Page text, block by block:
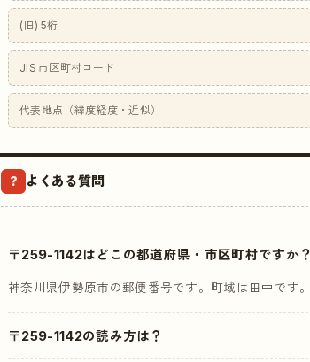
(旧) 5桁
JIS 市区町村コード
代表地点（緯度経度・近似）
? よくある質問
〒259-1142はどこの都道府県・市区町村ですか？
神奈川県伊勢原市の郵便番号です。町域は田中です。
〒259-1142の読み方は？